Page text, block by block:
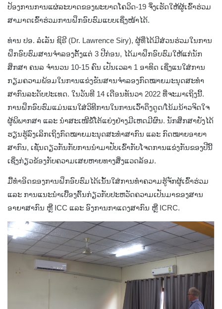
ປ້ອງການການແຜ່ລະບາດຂອງພະຍາດໂຄວິດ-19 ຈຶ່ງເຮັດໃຫ້ຜູ້ເຂົ້າຮ່ວມ
ສາມາດເຂົ້າຮ່ວມການຝຶກອົບຮົມແບບເຊິ່ງໜ້າໄດ້.
ທ່ານ ປອ. ລໍເລັນ ຊິຣີ (Dr. Lawrence Siry), ຜູ້ທີ່ໄດ້ມີສ່ວນຮ່ວມໃນການ
ຝຶກອົບຮົມສານຈຳລອງຕັ້ງແຕ່ 3 ປີກ່ອນ, ໄດ້ມາຝຶກອົບຮົມໃຫ້ແກ່ນັກ
ສຶກສາ ຄນລ ຈຳນວນ 10-15 ຄົນ ເປັນເວລາ 1 ອາທິດ ເຊິ່ງແນໃສ່ການ
ກຽມຄວາມພ້ອມໃນການແຂ່ງຂັນສານຈຳລອງກົດໝາຍມະນຸດສະທຳ
ສາກົນລະດັບປະເທດ. ໃນວັນທີ 14 ເດືອນທັນວາ 2022 ທີ່ຈະມາເຖິງນີ້.
ການຝຶກອົບຮົມແມ່ນແນໃສ່ວິທີການໃນການເວົ້າດຶງດູດ/ໂນ້ມນ້າວຈິດໃຈ
ຜູ້ພິພາກສາ ແລະ ນຳສະເໜີຂໍ້ໂຕ້ແຍ່ງຢ່າງມີເຫດມີຜົນ. ນັກສຶກສາຍັງໄດ້
ຮຽນຮູ້ລົງເລິກເຖິງກົດໝາຍມະນຸດສະທຳສາກົນ ແລະ ກົດໝາຍອາຍາ
ສາກົນ, ເຊັ່ນດຽວກັນກັບການນຳມາປັບເຂົ້າກັບໂຈດການແຂ່ງກັນຂອງປີນີ້
ເຊິ່ງກ່ຽວຂ້ອງກັບຄວາມເສຍຫາຍທາງສິ່ງແວດລ້ອມ.
ມື້ທຳອິດຂອງການຝຶກອົບຮົມໄດ້ເນັ້ນໃສ່ການທຳຄວາມຮູ້ຈັກຜູ້ເຂົ້າຮ່ວມ
ແລະ ການແນະນຳເບື້ອງຕົ້ນກ່ຽວກັບປະຫວັດຄວາມເປັນມາຂອງສານ
ອາຍາສາກົນ ຫຼື ICC ແລະ ອົງການກາແດງສາກົນ ຫຼື ICRC.